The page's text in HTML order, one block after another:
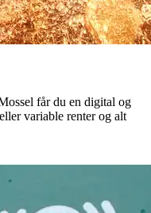
får du en digital og
variable renter og alt